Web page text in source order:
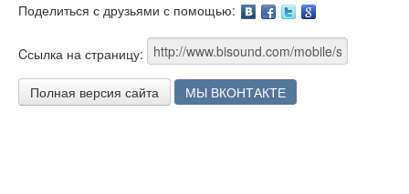
Поделиться с друзьями с помощью:
Cсылка на страницу:
Полная версия сайта МЫ ВКОНТАКТЕ